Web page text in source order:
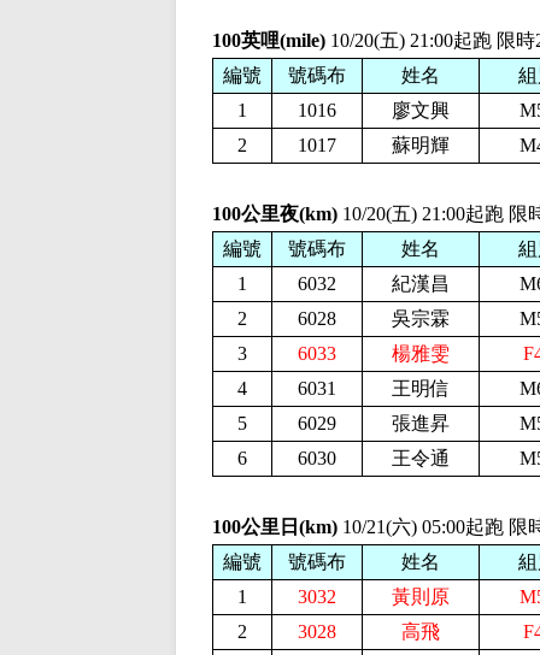
100英哩(mile) 10/20(五) 21:00起跑 限
編號
號碼布 姓名
1
1016 廖文興
2
1017 蘇明輝
100公里夜(km) 10/20(五) 21:00起跑 限
編號
號碼布 姓名
1
6032 紀漢昌
2
6028 吳宗霖
3
6033 楊雅雯
4
6031 王明信
5
6029 張進昇
6
6030 王令通
100公里日(km) 10/21(六) 05:00起跑 限
編號
號碼布 姓名
1
3032 黃則原
2
3028 高飛